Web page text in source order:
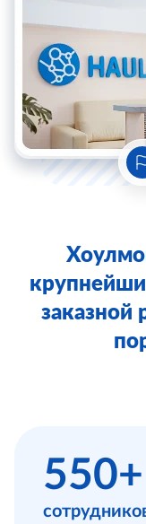
заказной
550+